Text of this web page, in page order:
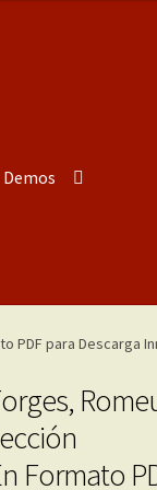
Demos
Formato